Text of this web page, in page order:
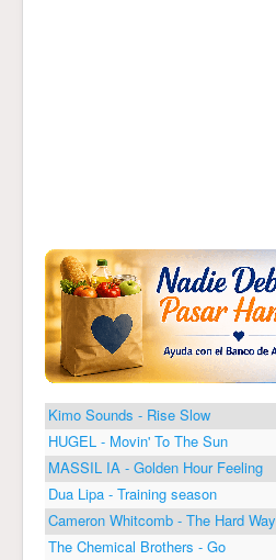
Kimo Sounds - Rise Slow
HUGEL - Movin' To The Sun
MASSIL IA - Golden Hour Feeling
Dua Lipa - Training season
Cameron Whitcomb - The Hard Way
The Chemical Brothers - Go